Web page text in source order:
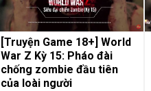
[Truyện Game 18+] World
War Z Kỳ 15: Pháo đài
chống zombie đầu tiên
của loài người